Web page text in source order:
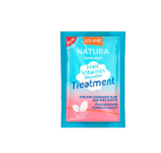
ดเบา ๆ จนเกิดฟอง
วันตามความเหมาะสม
หรือทรีตเมนต์หลังสระ